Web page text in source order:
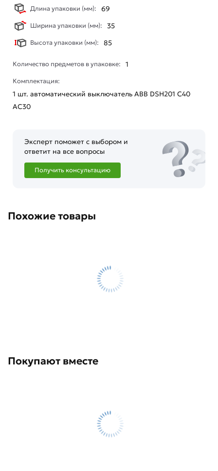
Длина упаковки (мм): 69
Ширина упаковки (мм): 35
Высота упаковки (мм): 85
Количество предметов в упаковке: 1
Комплектация:
1 шт. автоматический выключатель ABB DSH201 C40
AC30
Эксперт поможет с выбором и
ответит на все вопросы
Получить консультацию
Похожие товары
Покупают вместе